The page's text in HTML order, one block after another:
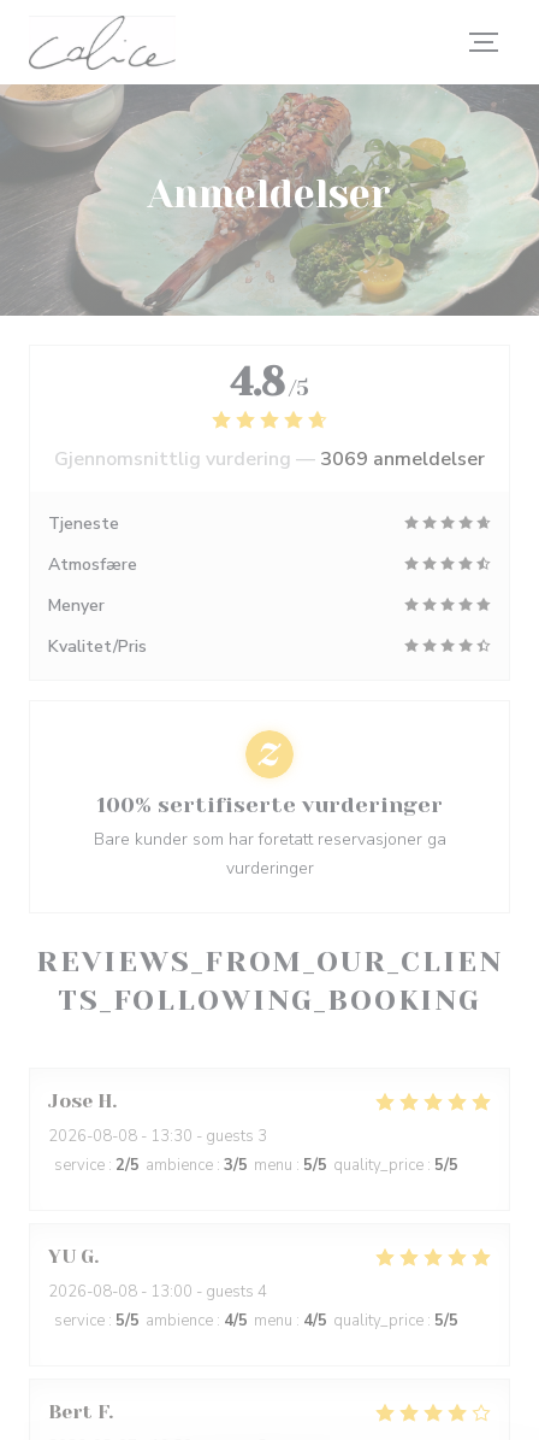
Panel for informasjonskapsler
Anmeldelser
REVIEWS_FROM_OUR_CLIEN
TS_FOLLOWING_BOOKING
Jose H
2026-08-08 - 13:30 - guests 3
service : 2/5 ambience : 3/5 menu : 5/5 quality_price : 5/5
YU G
2026-08-08 - 13:00 - guests 4
service : 5/5 ambience : 4/5 menu : 4/5 quality_price : 5/5
Bert F
4.8 /5
Gjennomsnittlig vurdering — 3069 anmeldelser
Tjeneste
Atmosfære
Menyer
Kvalitet/Pris
100% sertifiserte vurderinger
Bare kunder som har foretatt reservasjoner ga
vurderinger